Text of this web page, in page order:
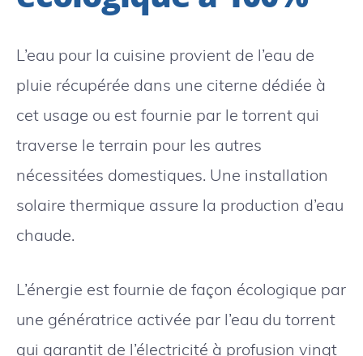
L’eau pour la cuisine provient de l’eau de
pluie récupérée dans une citerne dédiée à
cet usage ou est fournie par le torrent qui
traverse le terrain pour les autres
nécessitées domestiques. Une installation
solaire thermique assure la production d’eau
chaude.
L’énergie est fournie de façon écologique par
une génératrice activée par l’eau du torrent
qui garantit de l’électricité à profusion vingt